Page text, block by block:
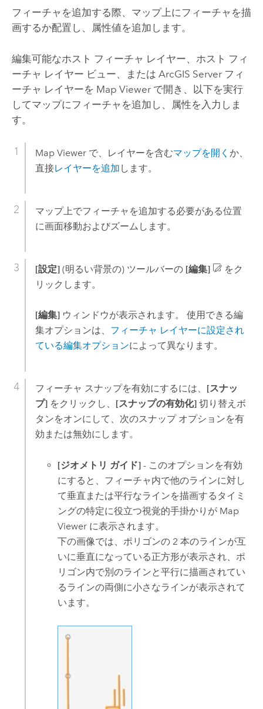
フィーチャを追加する際、マップ上にフィーチャを描
画するか配置し、属性値を追加します。
編集可能なホスト フィーチャ レイヤー、ホスト フィ
ーチャ レイヤー ビュー、または ArcGIS Serverフィ
ーチャ レイヤーを Map Viewerで開き、以下を実行
してマップにフィーチャを追加し、属性を入力しま
す。
Map Viewerで、レイヤーを含むマップを開く か、
直接レイヤーを追加 します。
マップ上でフィーチャを追加する必要がある位置
に画面移動およびズームします。
[設定](明るい背景の) ツールバーの [編集]
をク
リックします。
[編集]ウィンドウが表示されます。 使用できる編
集オプションは、 フィーチャ レイヤーに設定され
ている編集オプションによって異なります。
フィーチャ スナップを有効にするには、 [スナッ
プ]をクリックし、 [スナップの有効化]切り替えボ
タンをオンにして、次のスナップ オプションを有
効または無効にします。
[ジオメトリ ガイド] - このオプションを有効
にすると、フィーチャ内で他のラインに対し
て垂直または平行なラインを描画するタイミ
ングの特定に役立つ視覚的手掛かりが Map
Viewer に表示されます。
下の画像では、ポリゴンの 2 本のラインが互
いに垂直になっている正方形が表示され、ポ
リゴン内で別のラインと平行に描画されてい
るラインの両側に小さなラインが表示されて
います。